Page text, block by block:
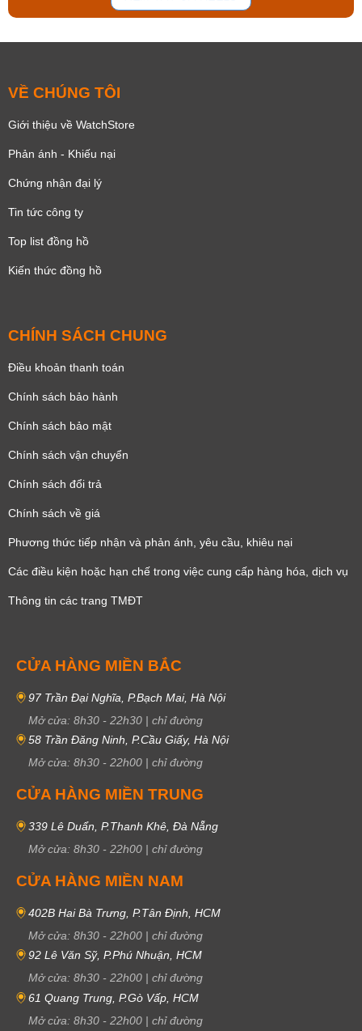
VỀ CHÚNG TÔI
Giới thiệu về WatchStore
Phản ánh - Khiếu nại
Chứng nhận đại lý
Tin tức công ty
Top list đồng hồ
Kiến thức đồng hồ
CHÍNH SÁCH CHUNG
Điều khoản thanh toán
Chính sách bảo hành
Chính sách bảo mật
Chính sách vận chuyển
Chính sách đổi trả
Chính sách về giá
Phương thức tiếp nhận và phản ánh, yêu cầu, khiêu nại
Các điều kiện hoặc hạn chế trong việc cung cấp hàng hóa, dịch vụ
Thông tin các trang TMĐT
CỬA HÀNG MIỀN BẮC
97 Trần Đại Nghĩa, P.Bạch Mai, Hà Nội
Mở cửa: 8h30 - 22h30 | chỉ đường
58 Trần Đăng Ninh, P.Cầu Giấy, Hà Nội
Mở cửa: 8h30 - 22h00 | chỉ đường
CỬA HÀNG MIỀN TRUNG
339 Lê Duẩn, P.Thanh Khê, Đà Nẵng
Mở cửa: 8h30 - 22h00 | chỉ đường
CỬA HÀNG MIỀN NAM
402B Hai Bà Trưng, P.Tân Định, HCM
Mở cửa: 8h30 - 22h00 | chỉ đường
92 Lê Văn Sỹ, P.Phú Nhuận, HCM
Mở cửa: 8h30 - 22h00 | chỉ đường
61 Quang Trung, P.Gò Vấp, HCM
Mở cửa: 8h30 - 22h00 | chỉ đường